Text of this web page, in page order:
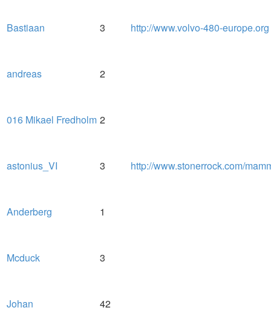
Bastiaan 3 http://www.volvo-480-europe.org
andreas 2
016 Mikael Fredholm 2
astonius_VI 3 http://www.stonerrock.com/
Anderberg 1
Mcduck 3
Johan 42